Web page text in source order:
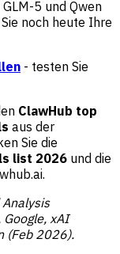
5 und Qwen
noch heute Ihre
- testen Sie
ClawHub top
aus der
Sie die
list 2026 und die
xAI
(Feb 2026).